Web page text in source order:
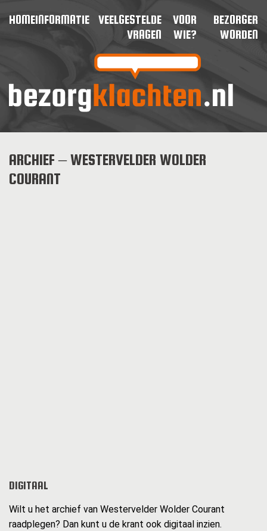
HOMEINFORMATIE
VEELGESTELDE
VRAGEN
VOOR
WIE?
BEZORGER
WORDEN
ARCHIEF – WESTERVELDER WOLDER
COURANT
DIGITAAL
Wilt u het archief van Westervelder Wolder Courant
raadplegen? Dan kunt u de krant ook digitaal inzien.